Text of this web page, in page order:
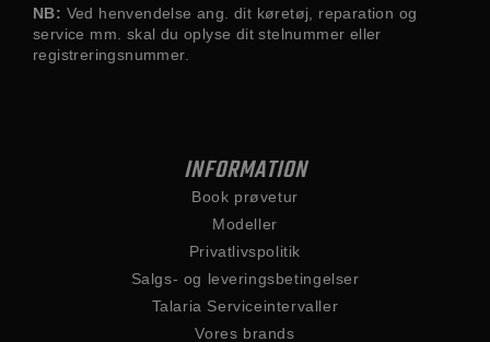
NB: Ved henvendelse ang. dit køretøj, reparation og
service mm. skal du oplyse dit stelnummer eller
registreringsnummer.
INFORMATION
Book prøvetur
Modeller
Privatlivspolitik
Salgs- og leveringsbetingelser
Talaria Serviceintervaller
Vores brands